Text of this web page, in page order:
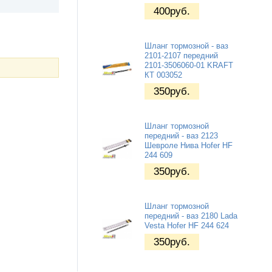
400руб.
Шланг тормозной - ваз
2101-2107 передний
2101-3506060-01 KRAFT
КТ 003052
350руб.
Шланг тормозной
передний - ваз 2123
Шевроле Нива Hofer HF
244 609
350руб.
Шланг тормозной
передний - ваз 2180 Lada
Vesta Hofer HF 244 624
350руб.